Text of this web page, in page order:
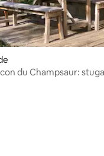
betyg, 386
du Champsaur: